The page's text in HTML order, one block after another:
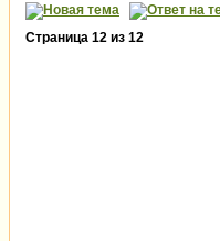
Страница 12 из 12